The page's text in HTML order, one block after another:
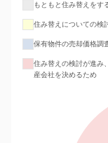
もともと住み替えをす
住み替えについての検
保有物件の売却価格調
住み替えの検討が進み
産会社を決めるため